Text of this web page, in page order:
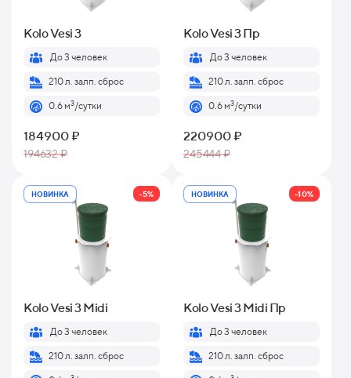
Kolo Vesi 3
До 3 человек
210 л. залп. сброс
0.6 м3/сутки
184900 ₽
194632 ₽
Kolo Vesi 3 Пр
До 3 человек
210 л. залп. сброс
0.6 м3/сутки
220900 ₽
245444 ₽
НОВИНКА -5%
Kolo Vesi 3 Midi
До 3 человек
210 л. залп. сброс
НОВИНКА -10%
Kolo Vesi 3 Midi Пр
До 3 человек
210 л. залп. сброс